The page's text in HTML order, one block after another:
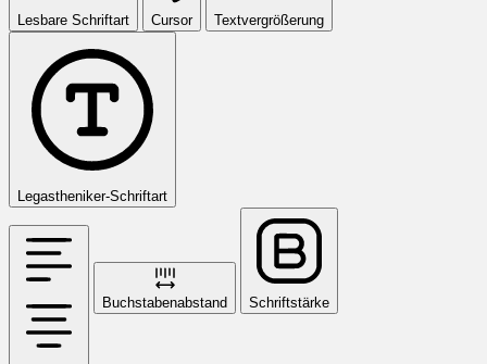
Lesbare Schriftart Cursor Textvergrößerung
Legastheniker-Schriftart
Buchstabenabstand Schriftstärke